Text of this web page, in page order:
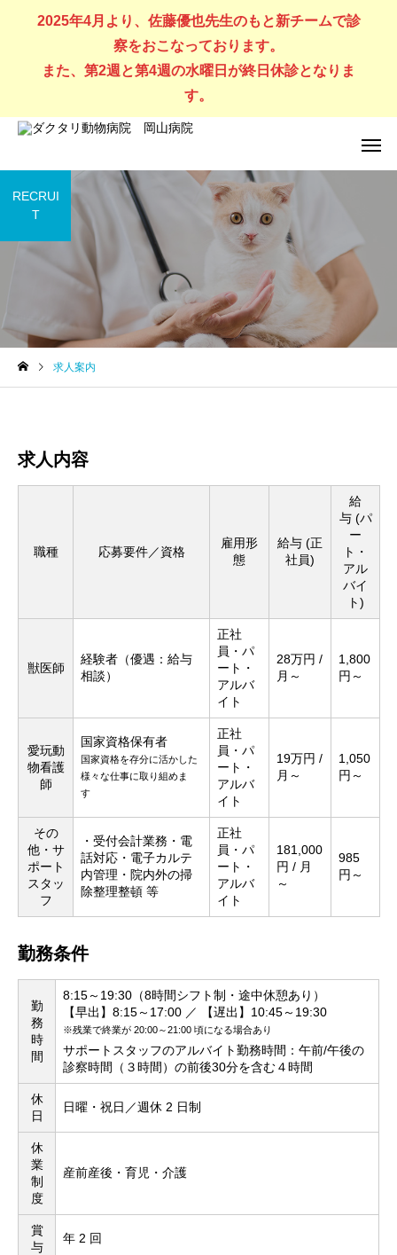
2025年4月より、佐藤優也先生のもと新チームで診
察をおこなっております。
また、第2週と第4週の水曜日が終日休診となりま
す。
犬の診療 猫の診療
RECRUI
T
求人案内
求人内容
職種 応募要件／資格
雇用形
態
給与 (正
社員)
給
与 (パ
ー
ト・
アル
バイ
ト)
獣医師
経験者（優遇：給与
相談）
正社
員・パ
ート・
アルバ
イト
28万円 /
月～
1,800
円～
愛玩動
物看護
師
国家資格保有者
国家資格を存分に活かした
様々な仕事に取り組めま
す
正社
員・パ
ート・
アルバ
イト
19万円 /
月～
1,050
円～
その
他・サ
ポート
スタッ
フ
・受付会計業務・電
話対応・電子カルテ
内管理・院内外の掃
除整理整頓 等
正社
員・パ
ート・
アルバ
イト
181,000
円 / 月
～
985
円～
勤務条件
勤
務
時
間
8:15～19:30（8時間シフト制・途中休憩あり）
【早出】8:15～17:00 ／ 【遅出】10:45～19:30
※残業で終業が 20:00～21:00 頃になる場合あり
サポートスタッフのアルバイト勤務時間：午前/午後の
診察時間（３時間）の前後30分を含む４時間
休
日
日曜・祝日／週休 2 日制
休
業
制
度
産前産後・育児・介護
賞
与
年 2 回